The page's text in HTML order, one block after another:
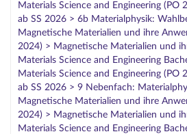
Materials Science and Engineering (PO
ab SS 2026 > 6b Materialphysik:
Magnetische Materialien und ihre
2024) > Magnetische Materialien und
Materials Science and Engineering
Materials Science and Engineering (PO
ab SS 2026 > 9 Nebenfach:
Magnetische Materialien und ihre
2024) > Magnetische Materialien und
Materials Science and Engineering